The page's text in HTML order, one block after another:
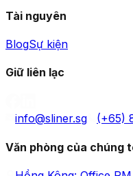
Tài nguyên
BlogSự kiện
Giữ liên lạc
info@sliner.sg (+65)
Văn phòng của chúng